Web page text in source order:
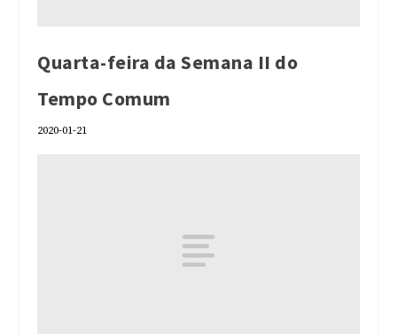
Quarta-feira da Semana II do
Tempo Comum
2020-01-21